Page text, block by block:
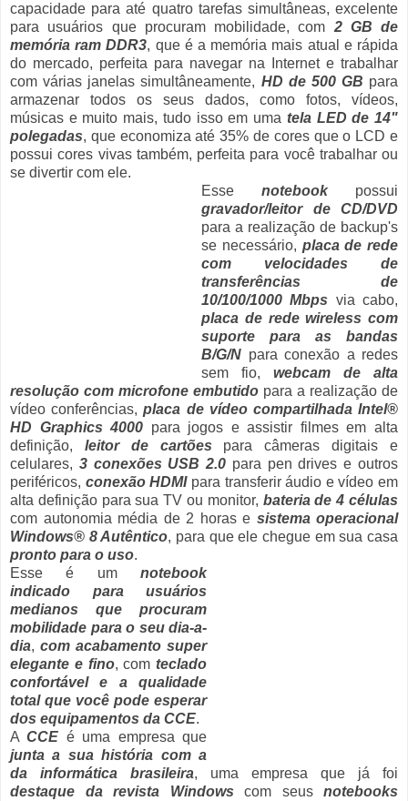
capacidade para até quatro tarefas simultâneas, excelente
para usuários que procuram mobilidade, com2 GB de
memória ram DDR3, que é a memória mais atual e rápida
do mercado, perfeita para navegar na Internet e trabalhar
com várias janelas simultâneamente, HD de 500 GB para
armazenar todos os seus dados, como fotos, vídeos,
músicas e muito mais, tudo isso em uma tela LED de 14"
polegadas, que economiza até 35% de cores que o LCD e
possui cores vivas também, perfeita para você trabalhar ou
se divertir com ele.
Esse notebookpossui
gravador/leitor de CD/DVD
para a realização de backup's
se necessário, placa de rede
com velocidades de
transferências de
10/100/1000 Mbps via cabo,
placa de rede wireless com
suporte para as bandas
B/G/N para conexão a redes
sem fio, webcam de alta
resolução com microfone embutido para a realização de
vídeo conferências,placa de vídeo compartilhada Intel®
HD Graphics 4000 para jogos e assistir filmes em alta
definição, leitor de cartões para câmeras digitais e
celulares, 3 conexões USB 2.0 para pen drives e outros
periféricos, conexão HDMIpara transferir áudio e vídeo em
alta definição para sua TV ou monitor, bateria de 4 células
com autonomia média de 2 horas e sistema operacional
Windows® 8 Autêntico, para que ele chegue em sua casa
pronto para o uso.
Esse é um notebook
indicado para usuários
medianos que procuram
mobilidade para o seu dia-a-
dia, com acabamento super
elegante e fino, com teclado
confortável e a qualidade
total que você pode esperar
dos equipamentos da CCE.
ACCE é uma empresa que
junta a sua história com a
da informática brasileira, uma empresa que já foi
destaque da revista Windows com seusnotebooks